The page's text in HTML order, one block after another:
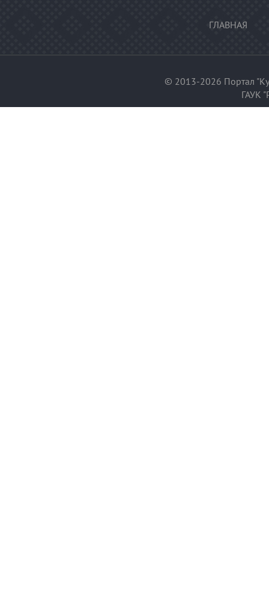
ГЛАВНАЯ
© 2013-2026 Портал
ГАУК